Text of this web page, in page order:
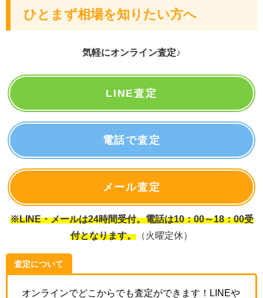
ひとまず相場を知りたい方へ
気軽にオンライン査定♪
LINE査定
電話で査定
メール査定
※LINE・メールは24時間受付。電話は10：00～18：00受
付となります。 （火曜定休）
査定について
オンラインでどこからでも査定ができます！LINEや